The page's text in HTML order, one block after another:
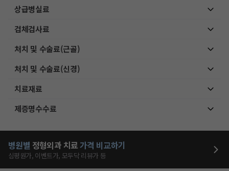
상급병실료
검체검사료
처치 및 수술료(근골)
처치 및 수술료(신경)
치료재료
제증명수수료
병원별 정형외과 치료가격 비교하기
심평원가, 이벤트가, 모두닥 리뷰가 등